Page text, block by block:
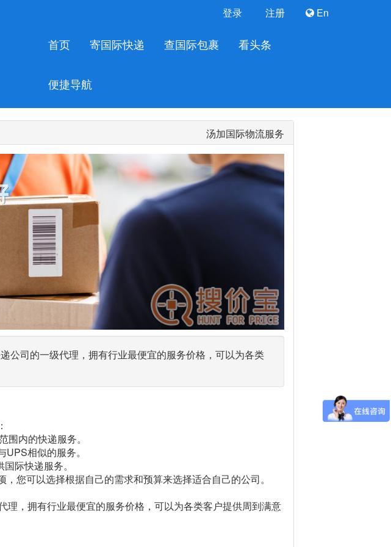
登录 注册 En
首页 寄国际快递 查国际包裹 看头条
便捷导航
汤加国际物流服务
公司的一级代理，拥有行业最便宜的服务价格，可以为各类
内的快递服务。
相似的服务。
际快递服务。
您可以选择根据自己的需求和预算来选择适合自己的公司。
，拥有行业最便宜的服务价格，可以为各类客户提供周到满意